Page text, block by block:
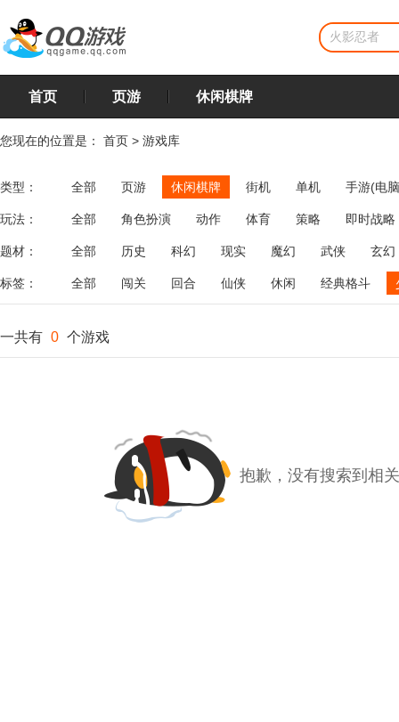
首页 页游 休闲棋牌
您现在的位置是： 首页 > 游戏库
类型： 全部 页游 休闲棋牌 街机 单机 手游(电
玩法： 全部 角色扮演 动作 体育 策略
即时战略
飞行
恋爱 第三人称射击 棋类 牌类 麻将
题材： 全部 历史 科幻 现实 魔幻 武侠 玄幻
标签： 全部 闯关 回合 仙侠 休闲 经典格斗
一共有 0 个游戏
抱歉，没有搜索到相